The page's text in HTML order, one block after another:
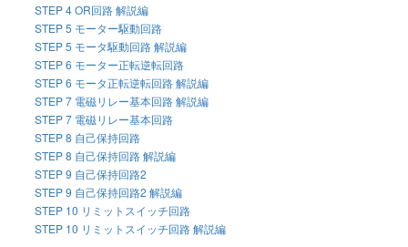
STEP 4 OR回路 解説編
STEP 5 モーター駆動回路
STEP 5 モータ駆動回路 解説編
STEP 6 モーター正転逆転回路
STEP 6 モータ正転逆転回路 解説編
STEP 7 電磁リレー基本回路 解説編
STEP 7 電磁リレー基本回路
STEP 8 自己保持回路
STEP 8 自己保持回路 解説編
STEP 9 自己保持回路2
STEP 9 自己保持回路2 解説編
STEP 10 リミットスイッチ回路
STEP 10 リミットスイッチ回路 解説編